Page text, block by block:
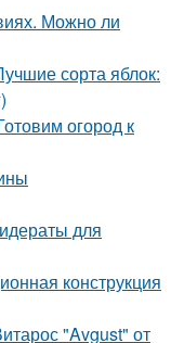
Можно ли
сорта яблок:
огород к
для
конструкция
"Avgust" от